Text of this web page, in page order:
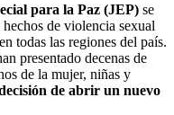
para la Paz (JEP) se
de violencia sexual
todas las regiones del país.
presentado decenas de
de la mujer, niñas y
de abrir un nuevo